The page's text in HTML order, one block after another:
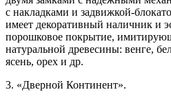
с накладками и задвижкой-
имеет декоративный наличник и
порошковое покрытие,
натуральной древесины: венге,
ясень, орех и др.
3. «Дверной Континент».